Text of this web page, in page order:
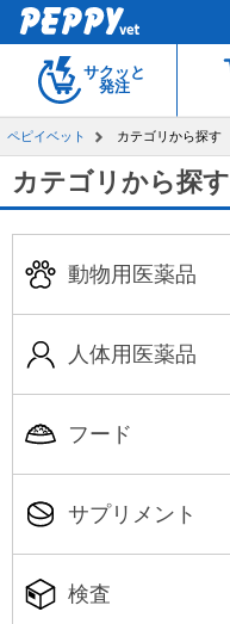
サクッと
発注
ペピイベット カテゴリから探す
カテゴリから探す
動物用医薬品
人体用医薬品
フード
サプリメント
検査